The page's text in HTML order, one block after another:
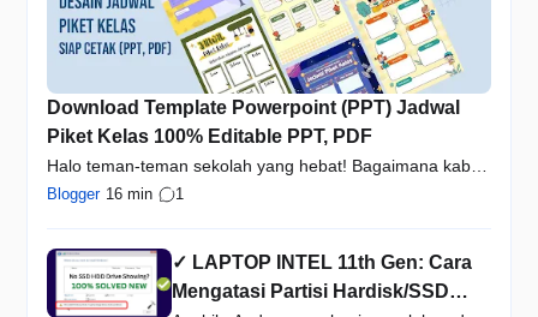
Download Template Powerpoint (PPT) Jadwal
Piket Kelas 100% Editable PPT, PDF
Halo teman-teman sekolah yang hebat! Bagaimana kabar
kalian…
Blogger 16 min 1
✓ LAPTOP INTEL 11th Gen: Cara
Mengatasi Partisi Hardisk/SSD